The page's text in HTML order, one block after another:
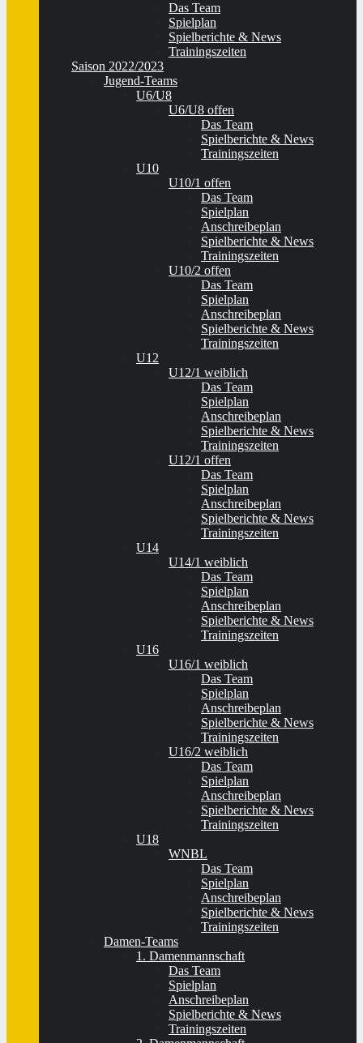
Das Team
Spielplan
Spielberichte & News
Trainingszeiten
Saison 2022/2023
Jugend-Teams
U6/U8
U6/U8 offen
Das Team
Spielberichte & News
Trainingszeiten
U10
U10/1 offen
Das Team
Spielplan
Anschreibeplan
Spielberichte & News
Trainingszeiten
U10/2 offen
Das Team
Spielplan
Anschreibeplan
Spielberichte & News
Trainingszeiten
U12
U12/1 weiblich
Das Team
Spielplan
Anschreibeplan
Spielberichte & News
Trainingszeiten
U12/1 offen
Das Team
Spielplan
Anschreibeplan
Spielberichte & News
Trainingszeiten
U14
U14/1 weiblich
Das Team
Spielplan
Anschreibeplan
Spielberichte & News
Trainingszeiten
U16
U16/1 weiblich
Das Team
Spielplan
Anschreibeplan
Spielberichte & News
Trainingszeiten
U16/2 weiblich
Das Team
Spielplan
Anschreibeplan
Spielberichte & News
Trainingszeiten
U18
WNBL
Das Team
Spielplan
Anschreibeplan
Spielberichte & News
Trainingszeiten
Damen-Teams
1. Damenmannschaft
Das Team
Spielplan
Anschreibeplan
Spielberichte & News
Trainingszeiten